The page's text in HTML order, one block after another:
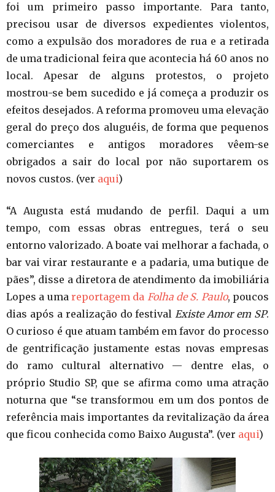
foi um primeiro passo importante. Para tanto,
precisou usar de diversos expedientes violentos,
como a expulsão dos moradores de rua e a retirada
de uma tradicional feira que acontecia há 60 anos no
local. Apesar de alguns protestos, o projeto
mostrou-se bem sucedido e já começa a produzir os
efeitos desejados. A reforma promoveu uma elevação
geral do preço dos aluguéis, de forma que pequenos
comerciantes e antigos moradores vêem-se
obrigados a sair do local por não suportarem os
novos custos. (ver aqui)
“A Augusta está mudando de perfil. Daqui a um
tempo, com essas obras entregues, terá o seu
entorno valorizado. A boate vai melhorar a fachada, o
bar vai virar restaurante e a padaria, uma butique de
pães”, disse a diretora de atendimento da imobiliária
Lopes a uma reportagem da Folha de S. Paulo, poucos
dias após a realização do festivalExiste Amor em SP.
O curioso é que atuam também em favor do processo
de gentrificação justamente estas novas empresas
do ramo cultural alternativo — dentre elas, o
próprio Studio SP, que se afirma como uma atração
noturna que “se transformou em um dos pontos de
referência mais importantes da revitalização da área
que ficou conhecida como Baixo Augusta”. (ver aqui)